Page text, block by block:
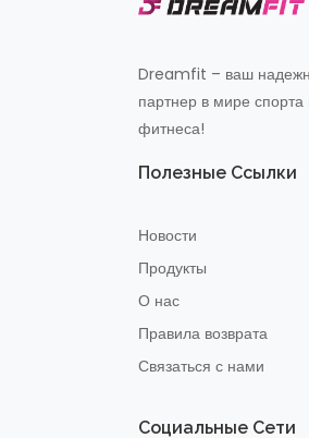
Dreamfit – ваш
партнер в мире спорта
фитнеса!
Полезные Ссылки
Новости
Продукты
О нас
Правила возврата
Связаться с нами
Социальные Сети